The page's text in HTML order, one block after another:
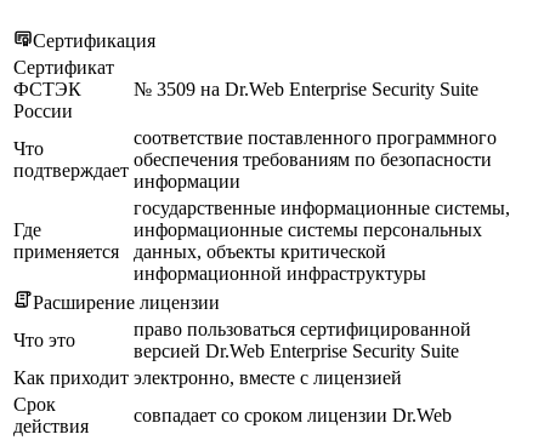
Сертификация
Сертификат
ФСТЭК
России
№ 3509 на Dr.Web Enterprise Security Suite
Что
подтверждает
соответствие поставленного программного
обеспечения требованиям по безопасности
информации
Где
применяется
государственные информационные системы,
информационные системы персональных
данных, объекты критической
информационной инфраструктуры
Расширение лицензии
Что это
право пользоваться сертифицированной
версией Dr.Web Enterprise Security Suite
Как приходит электронно, вместе с лицензией
Срок
действия
совпадает со сроком лицензии Dr.Web